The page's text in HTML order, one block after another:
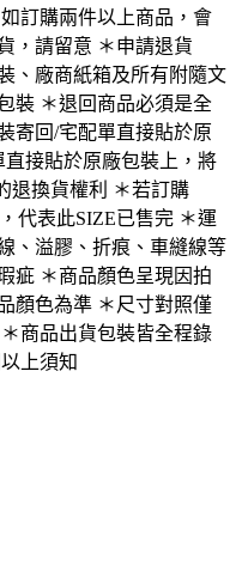
訂購兩件以上商品，會
，請留意 ＊申請退貨
、廠商紙箱及所有附隨文
裝 ＊退回商品必須是全
寄回/宅配單直接貼於原
接貼於原廠包裝上，將
退換貨權利 ＊若訂購
代表此SIZE已售完 ＊運
、溢膠、折痕、車縫線等
疵 ＊商品顏色呈現因拍
顏色為準 ＊尺寸對照僅
商品出貨包裝皆全程錄
上須知